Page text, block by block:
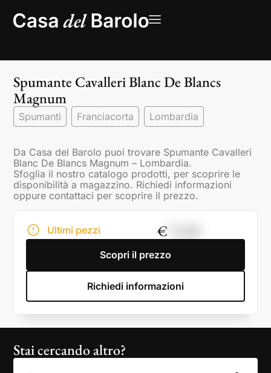
Spumante Cavalleri Blanc De Blancs
Magnum
Spumanti Franciacorta Lombardia
Da Casa del Barolo puoi trovare Spumante Cavalleri
Blanc De Blancs Magnum – Lombardia.
Sfoglia il nostro catalogo prodotti, per scoprire le
disponibilità a magazzino. Richiedi informazioni
oppure contattaci per scoprire il prezzo.
Ultimi pezzi €
Scopri il prezzo
Richiedi informazioni
Stai cercando altro?